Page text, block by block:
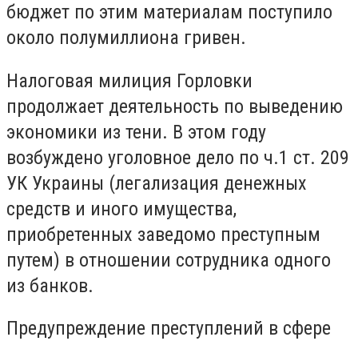
бюджет по этим материалам поступило
около полумиллиона гривен.
Налоговая милиция Горловки
продолжает деятельность по выведению
экономики из тени. В этом году
возбуждено уголовное дело по ч.1 ст. 209
УК Украины (легализация денежных
средств и иного имущества,
приобретенных заведомо преступным
путем) в отношении сотрудника одного
из банков.
Предупреждение преступлений в сфере